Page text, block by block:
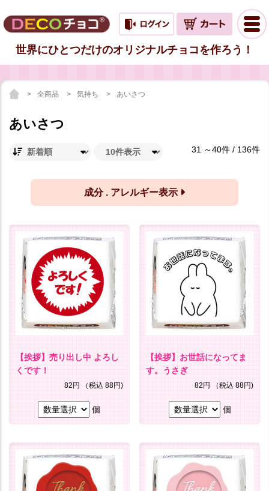
世界にひとつだけのオリジナルチョコを作ろう！
全商品 気持ち あいさつ
あいさつ
31 ～40件 / 136件
成分 . アレルギー表示
【挨拶】売り出し中 よろし
くです！
82円 （税込 88円)
個
【挨拶】お世話になってま
す。うさぎ
82円 （税込 88円)
個